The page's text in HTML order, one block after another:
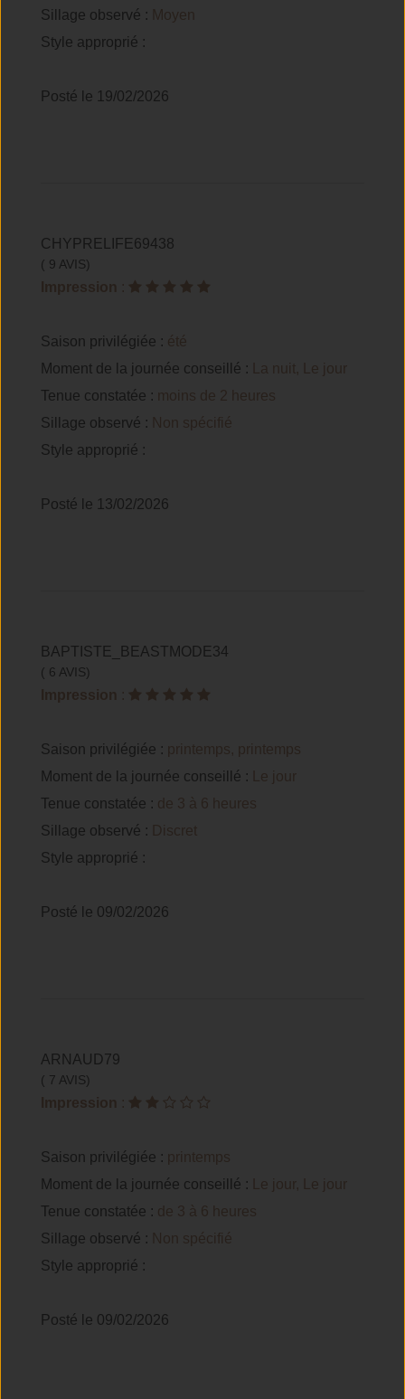
Sillage observé : Moyen
Style approprié :
Posté le 19/02/2026
CHYPRELIFE69438
( 9 AVIS)
Impression :
Saison privilégiée : été
Moment de la journée conseillé :
La nuit, Le jour
Tenue constatée :
moins de 2 heures
Sillage observé : Non spécifié
Style approprié :
Posté le 13/02/2026
BAPTISTE_BEASTMODE34
( 6 AVIS)
Impression :
Saison privilégiée : printemps, printemps
Moment de la journée conseillé :
Le jour
Tenue constatée : de 3 à 6 heures
Sillage observé : Discret
Style approprié :
Posté le 09/02/2026
ARNAUD79
( 7 AVIS)
Impression :
Saison privilégiée : printemps
Moment de la journée conseillé :
Le jour, Le jour
Tenue constatée : de 3 à 6 heures
Sillage observé : Non spécifié
Style approprié :
Posté le 09/02/2026